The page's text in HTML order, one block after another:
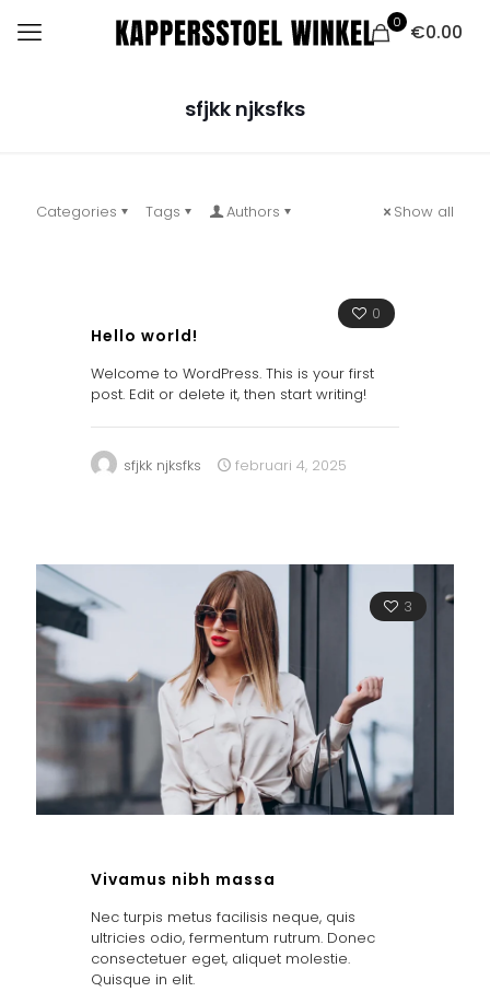
0 €0.00
sfjkk njksfks
Categories Tags Authors Show all
0
Hello world!
Welcome to WordPress. This is your first
post. Edit or delete it, then start writing!
sfjkk njksfks februari 4, 2025
3
Vivamus nibh massa
Nec turpis metus facilisis neque, quis
ultricies odio, fermentum rutrum. Donec
consectetuer eget, aliquet molestie.
Quisque in elit.